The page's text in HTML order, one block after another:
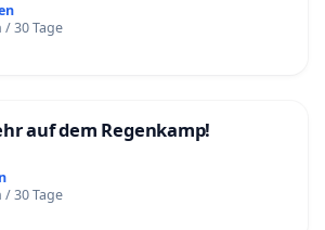
30 Tage
auf dem Regenkamp!
30 Tage